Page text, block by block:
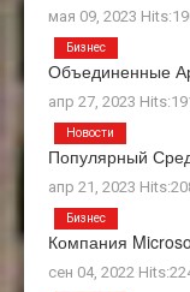
мая 09, 2023
Объединенные
апр 27, 2023
Бизнес
Популярный
апр 21, 2023
Новости
Компания
сен 04, 2022
Бизнес